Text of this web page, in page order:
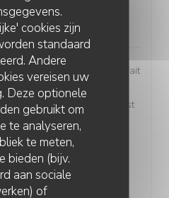
cookies zijn
standaard
Andere
vereisen uw
Deze optionele
gebruikt om
te analyseren,
te meten,
bieden (bijv.
aan sociale
of
Keuken:5/5
moment ! Tout était parfait
le service irréprochable, et
Toute l’équipe est
de nombreuses petites
différence. Nous
à 100 % ! C’est tout
reviendrons avec grand